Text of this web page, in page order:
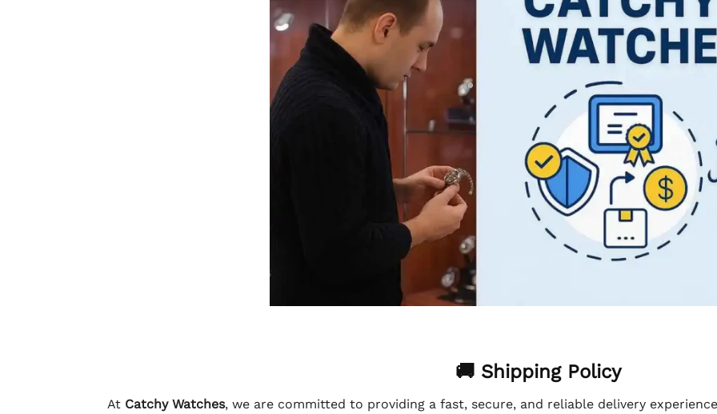
🚚 Shipping Policy
At Catchy Watches, we are committed to providing a fast, secure, and reliable delivery